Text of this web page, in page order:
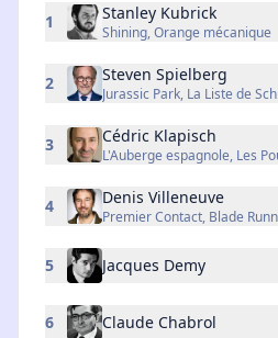
1 Stanley Kubrick
Shining, Orange mécanique
2 Steven Spielberg
Jurassic Park, La Liste de
3 Cédric Klapisch
L'Auberge espagnole, Les
4 Denis Villeneuve
Premier Contact, Blade
5 Jacques Demy
6 Claude Chabrol